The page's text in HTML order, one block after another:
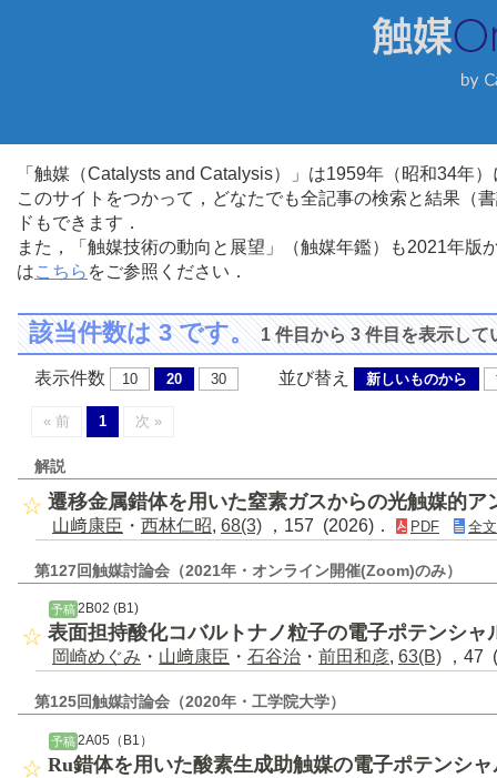
「触媒（Catalysts and Catalysis）」は1959年（昭和34年
このサイトをつかって，どなたでも全記事の検索と結果（
ドもできます．
また，「触媒技術の動向と展望」（触媒年鑑）も2021年
はこちら をご参照ください．
該当件数は 3 です。1 件目から 3 件目を表示して
表示件数 10 20 30 並び替え 新しいものから
« 前 1 次 »
解説
遷移金属錯体を用いた窒素ガスからの光触媒的ア
山﨑康臣 ・ 西林仁昭, 68(3) ，157 (2026)． PDF 全
第127回触媒討論会（2021年・オンライン開催(Zoom)のみ）
予稿 2B02 (B1)
表面担持酸化コバルトナノ粒子の電子ポテンシャ
岡崎めぐみ ・ 山﨑康臣 ・ 石谷治 ・ 前田和彦, 63(B) ，47
第125回触媒討論会（2020年・工学院大学）
予稿 2A05（B1）
Ru錯体を用いた酸素生成助触媒の電子ポテンシ